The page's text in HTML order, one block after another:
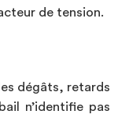
de tension.
dégâts, retards
n’identifie pas